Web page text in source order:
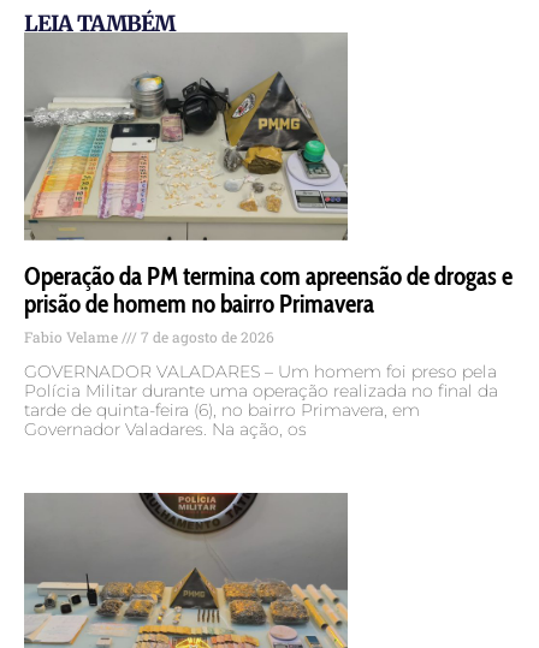
LEIA TAMBÉM
Operação da PM termina com apreensão de drogas e
prisão de homem no bairro Primavera
Fabio Velame 7 de agosto de 2026
GOVERNADOR VALADARES – Um homem foi preso pela
Polícia Militar durante uma operação realizada no final da
tarde de quinta-feira (6), no bairro Primavera, em
Governador Valadares. Na ação, os